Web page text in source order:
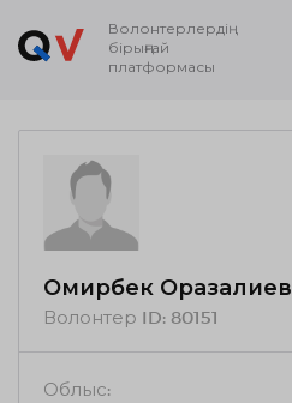
Волонтерлердің
бірыңғай
платформасы
Омирбек Оразалиев
Волонтер ID: 80151
Облыс: